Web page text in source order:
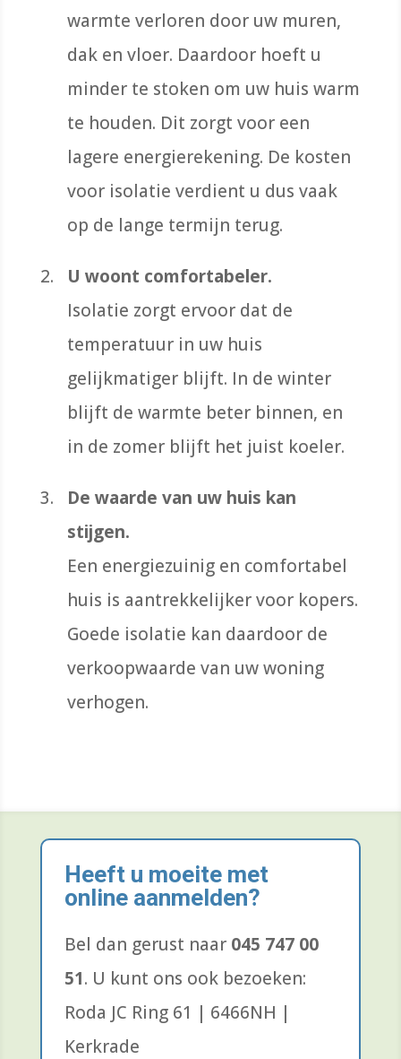
warmte verloren door uw muren,
dak en vloer. Daardoor hoeft u
minder te stoken om uw huis warm
te houden. Dit zorgt voor een
lagere energierekening. De kosten
voor isolatie verdient u dus vaak
op de lange termijn terug.
U woont comfortabeler.
Isolatie zorgt ervoor dat de
temperatuur in uw huis
gelijkmatiger blijft. In de winter
blijft de warmte beter binnen, en
in de zomer blijft het juist koeler.
De waarde van uw huis kan
stijgen.
Een energiezuinig en comfortabel
huis is aantrekkelijker voor kopers.
Goede isolatie kan daardoor de
verkoopwaarde van uw woning
verhogen.
Heeft u moeite met
online aanmelden?
Bel dan gerust naar 045 747 00
51. U kunt ons ook bezoeken:
Roda JC Ring 61 | 6466NH |
Kerkrade